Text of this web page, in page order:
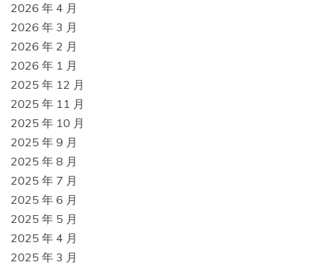
2026 年 4 月
2026 年 3 月
2026 年 2 月
2026 年 1 月
2025 年 12 月
2025 年 11 月
2025 年 10 月
2025 年 9 月
2025 年 8 月
2025 年 7 月
2025 年 6 月
2025 年 5 月
2025 年 4 月
2025 年 3 月